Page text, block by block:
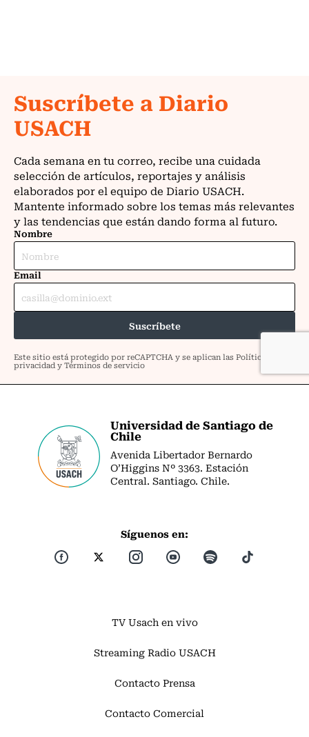
Universidad de Santiago de
Chile
Avenida Libertador Bernardo
O’Higgins Nº 3363. Estación
Central. Santiago. Chile.
Síguenos en:
TV Usach en vivo
Streaming Radio USACH
Contacto Prensa
Contacto Comercial